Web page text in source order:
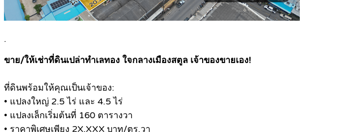
.
ขาย/ให้เช่าที่ดินเปล่าทำเลทอง ใจกลางเมืองสตูล เจ้าของขายเอง!
ที่ดินพร้อมให้คุณเป็นเจ้าของ:
• แปลงใหญ่ 2.5 ไร่ และ 4.5 ไร่
• แปลงเล็กเริ่มต้นที่ 160 ตารางวา
• ราคาพิเศษเพียง 2X,XXX บาท/ตร.วา